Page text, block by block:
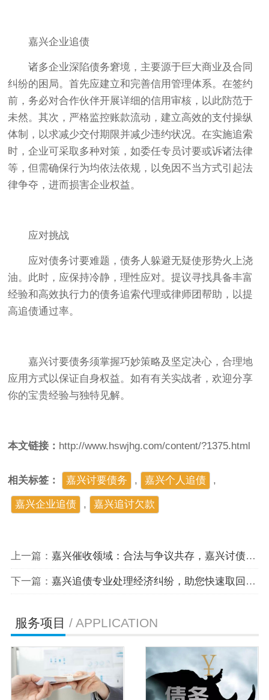
嘉兴企业追债
诸多企业深陷债务窘境，主要源于巨大商业及合同
纠纷的困局。首先应建立和完善信用管理体系。在签约
前，务必对合作伙伴开展详细的信用审核，以此防范于
未然。其次，严格监控账款流动，建立高效的支付操纵
体制，以求减少交付期限并减少违约状况。在实施追索
时，企业可采取多种对策，如委任专员讨要或诉诸法律
等，但需确保行为均依法依规，以免因不当方式引起法
律争夺，进而损害企业权益。
应对挑战
应对债务讨要难题，债务人躲避无疑使形势火上浇
油。此时，应保持冷静，理性应对。提议寻找具备丰富
经验和高效执行力的债务追索代理或律师团帮助，以提
高追债通过率。
嘉兴讨要债务须掌握巧妙策略及坚定决心，合理地
应用方式以保证自身权益。如有有关实战者，欢迎分享
你的宝贵经验与独特见解。
本文链接： http://www.hswjhg.com/content/?1375.html
相关标签： 嘉兴讨要债务 , 嘉兴个人追债 ,
嘉兴企业追债 , 嘉兴追讨欠款
上一篇： 嘉兴催收领域：合法与争议共存，嘉兴讨债公司的多面性探讨
下一篇： 嘉兴追债专业处理经济纠纷，助您快速取回欠款
服务项目 / APPLICATION